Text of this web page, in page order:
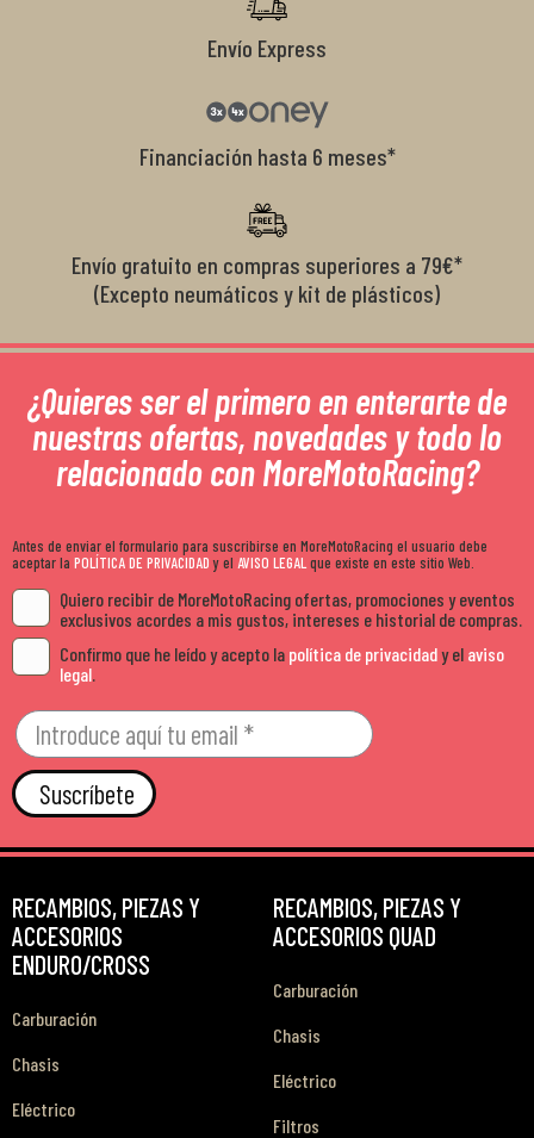
Envío Express
Financiación hasta 6 meses*
Envío gratuito en compras superiores a 79€*
(Excepto neumáticos y kit de plásticos)
¿Quieres ser el primero en enterarte de
nuestras ofertas, novedades y todo lo
relacionado con MoreMotoRacing?
Antes de enviar el formulario para suscribirse en MoreMotoRacing el usuario debe
aceptar la POLÍTICA DE PRIVACIDADy el AVISO LEGALque existe en este sitio Web.
Quiero recibir de MoreMotoRacing ofertas, promociones y eventos
exclusivos acordes a mis gustos, intereses e historial de compras.
Confirmo que he leído y acepto la política de privacidady el aviso
legal
Suscríbete
RECAMBIOS, PIEZAS Y
ACCESORIOS
ENDURO/CROSS
Carburación
Chasis
Eléctrico
RECAMBIOS, PIEZAS Y
ACCESORIOS QUAD
Carburación
Chasis
Eléctrico
Filtros